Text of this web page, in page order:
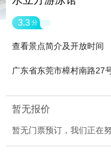
3.3 分
查看景点简介及开放时间
广东省东莞市樟村南路27
暂无报价
暂无门票预订，我们正在